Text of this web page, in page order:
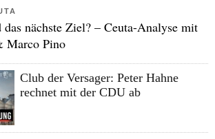
nächste Ziel? – Ceuta-Analyse mit
Marco Pino
Club der Versager: Peter Hahne
rechnet mit der CDU ab